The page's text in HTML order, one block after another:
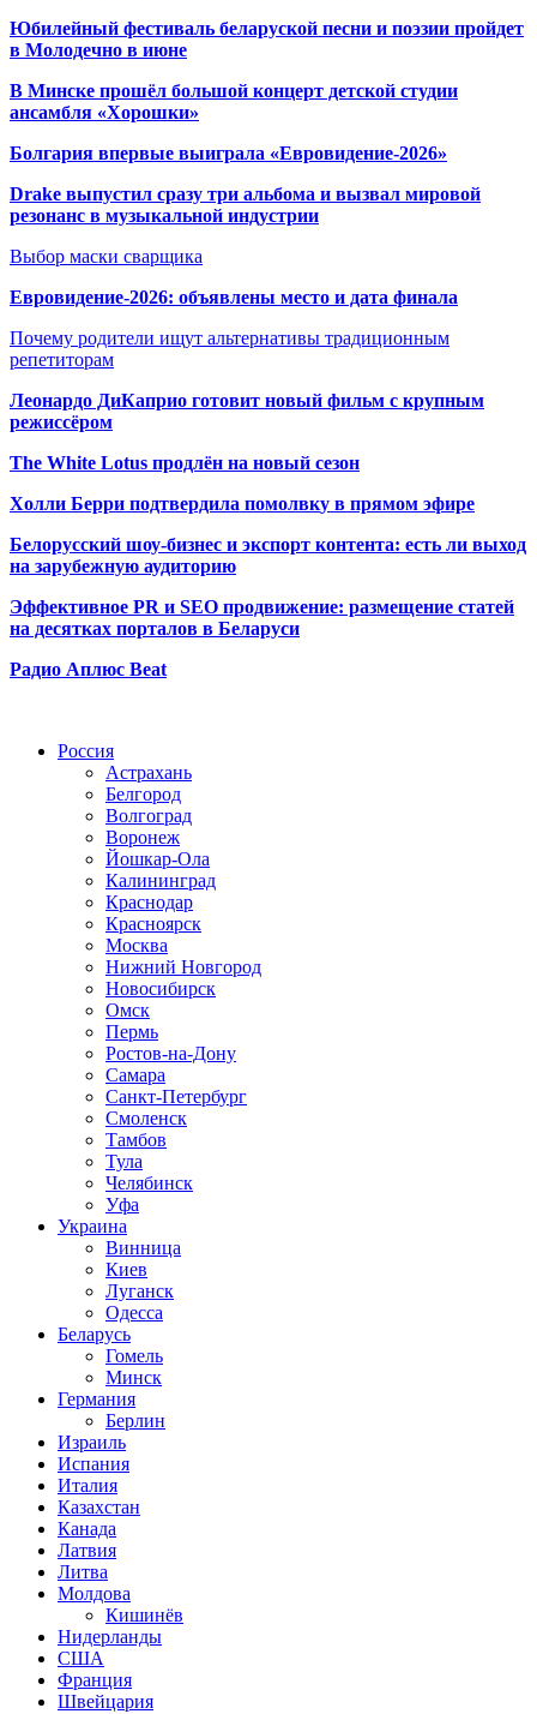
Юбилейный фестиваль беларуской песни и поэзии пройдет
в Молодечно в июне
В Минске прошёл большой концерт детской студии
ансамбля «Хорошки»
Болгария впервые выиграла «Евровидение-2026»
Drake выпустил сразу три альбома и вызвал мировой
резонанс в музыкальной индустрии
Выбор маски сварщика
Евровидение-2026: объявлены место и дата финала
Почему родители ищут альтернативы традиционным
репетиторам
Леонардо ДиКаприо готовит новый фильм с крупным
режиссёром
The White Lotus продлён на новый сезон
Холли Берри подтвердила помолвку в прямом эфире
Белорусский шоу-бизнес и экспорт контента: есть ли выход
на зарубежную аудиторию
Эффективное PR и SEO продвижение: размещение статей
на десятках порталов в Беларуси
Радио Аплюс Beat
Россия
Астрахань
Белгород
Волгоград
Воронеж
Йошкар-Ола
Калининград
Краснодар
Красноярск
Москва
Нижний Новгород
Новосибирск
Омск
Пермь
Ростов-на-Дону
Самара
Санкт-Петербург
Смоленск
Тамбов
Тула
Челябинск
Уфа
Украина
Винница
Киев
Луганск
Одесса
Беларусь
Гомель
Минск
Германия
Берлин
Израиль
Испания
Италия
Казахстан
Канада
Латвия
Литва
Молдова
Кишинёв
Нидерланды
США
Франция
Швейцария